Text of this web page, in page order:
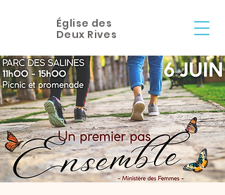
Église des
Deux Rives